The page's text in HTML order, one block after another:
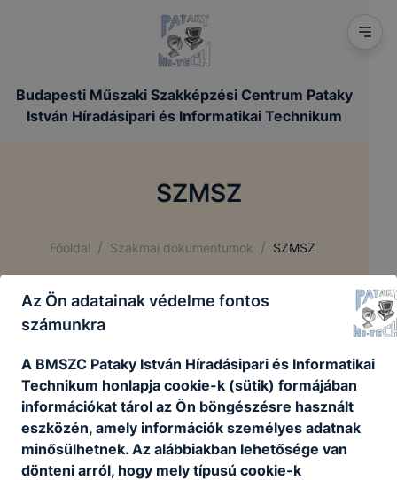
Budapesti Műszaki Szakképzési Centrum Pataky
István Híradásipari és Informatikai Technikum
SZMSZ
Főoldal / Szakmai dokumentumok / SZMSZ
Szervezeti és működési szabályzat
Minden az iskola életét szabályozó dokumentum
weboldalunk "Alapdokumentumok" oldalán
található meg:
Ugrás az Alapdokumentumok aloldalra
Az Ön adatainak védelme fontos
számunkra
A BMSZC Pataky István Híradásipari és Informatikai
Technikum honlapja cookie-k (sütik) formájában
információkat tárol az Ön böngészésre használt
eszközén, amely információk személyes adatnak
minősülhetnek. Az alábbiakban lehetősége van
dönteni arról, hogy mely típusú cookie-k